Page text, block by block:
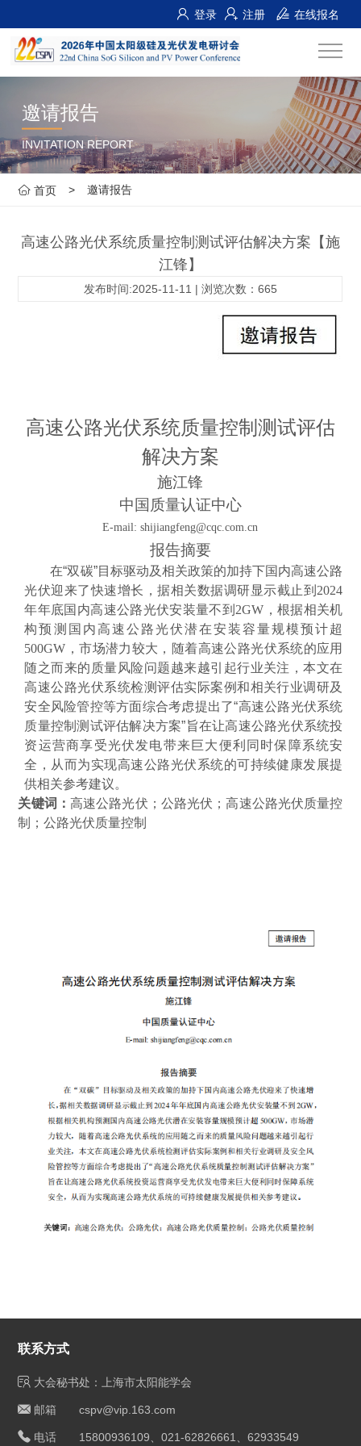
登录 注册 在线报名
邀请报告
INVITATION REPORT
首页 > 邀请报告
高速公路光伏系统质量控制测试评估解决方案【施
江锋】
发布时间:2025-11-11 | 浏览次数：665
高速公路光伏系统质量控制测试评估
解决方案
施江锋
中国质量认证中心
E-mail: shijiangfeng@cqc.com.cn
报告摘要
在“双碳”目标驱动及相关政策的加持下国内高速公路
光伏迎来了快速增长，据相关数据调研显示截止到 2024
年年底国内高速公路光伏安装量不到 2GW ，根据相关机
构预测国内高速公路光伏潜在安装容量规模预计超
500GW ，市场潜力较大，随着高速公路光伏系统的应用
随之而来的质量风险问题越来越引起行业关注，本文在
高速公路光伏系统检测评估实际案例和相关行业调研及
安全风险管控等方面综合考虑提出了“高速公路光伏系统
质量控制测试评估解决方案”旨在让高速公路光伏系统投
资运营商享受光伏发电带来巨大便利同时保障系统安
全，从而为实现高速公路光伏系统的可持续健康发展提
供相关参考建议。
关键词： 高速公路光伏 ； 公路光伏；高速公路光伏质量控
制；公路光伏质量控制
联系方式
大会秘书处：上海市太阳能学会
邮箱 cspv@vip.163.com
电话 15800936109、021-62826661、62933549